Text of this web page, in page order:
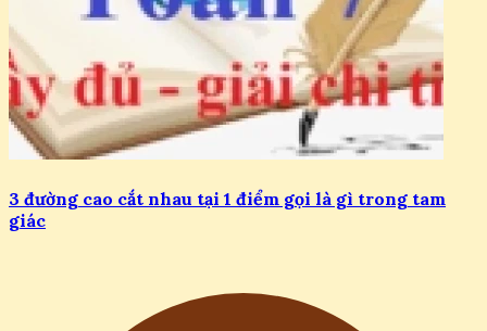
3 đường cao cắt nhau tại 1 điểm gọi là gì trong tam
giác